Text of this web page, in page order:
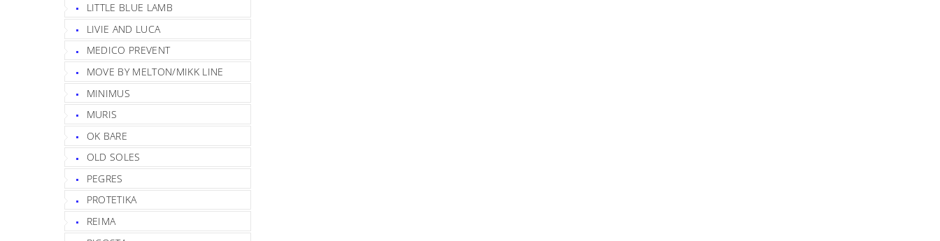
LITTLE BLUE LAMB
LIVIE AND LUCA
MEDICO PREVENT
MOVE BY MELTON/MIKK LINE
MINIMUS
MURIS
OK BARE
OLD SOLES
PEGRES
PROTETIKA
REIMA